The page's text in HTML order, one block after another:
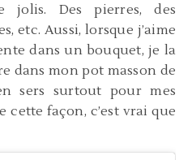
jolis. Des pierres, des
etc. Aussi, lorsque j’aime
dans un bouquet, je la
dans mon pot masson de
sers surtout pour mes
cette façon, c’est vrai que